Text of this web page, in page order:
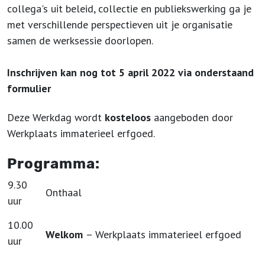
collega's uit beleid, collectie en publiekswerking ga je
met verschillende perspectieven uit je organisatie
samen de werksessie doorlopen.
Inschrijven kan nog tot 5 april 2022 via onderstaand
formulier
Deze Werkdag wordt kosteloos aangeboden door
Werkplaats immaterieel erfgoed.
Programma:
9.30
uur
Onthaal
10.00
uur
Welkom – Werkplaats immaterieel erfgoed